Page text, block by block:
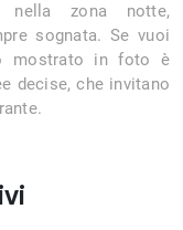
nella zona notte,
sognata. Se vuoi
mostrato in foto è
decise, che invitano